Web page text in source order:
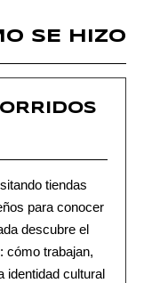
SE HIZO
tiendas
para conocer
descubre el
cómo trabajan,
identidad cultural